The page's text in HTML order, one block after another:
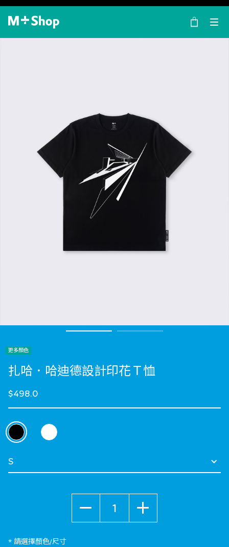
×
M+ Shop
更多顏色
扎哈．哈迪德設計印花Ｔ恤
$498.0
選擇 顏色
selected
選擇 Size
* 請選擇顏色/尺寸